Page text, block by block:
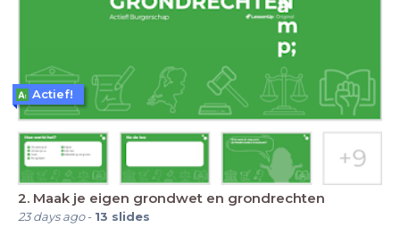
2. Maak je eigen grondwet en grondrechten
23 days ago- 13 slides
Actief!